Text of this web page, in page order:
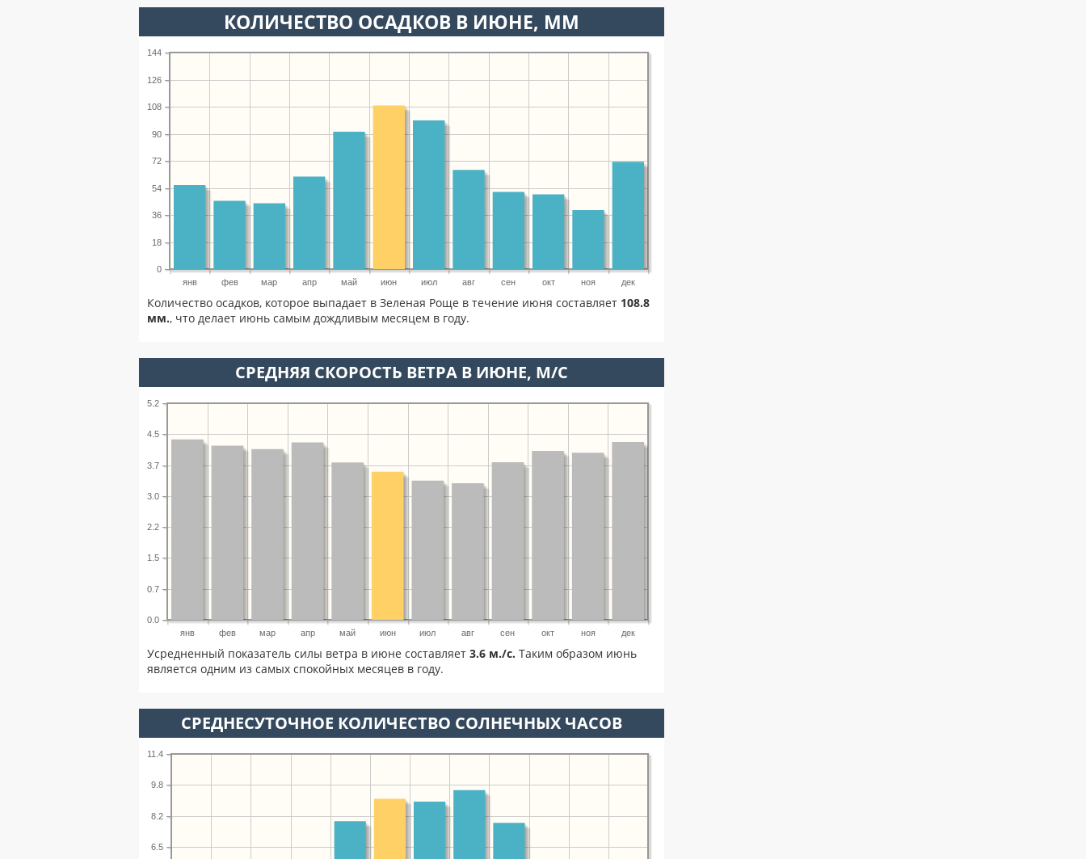
КОЛИЧЕСТВО ОСАДКОВ В ИЮНЕ, ММ
янв фев мар апр май июн июл авг сен окт ноя дек
0
18
36
54
72
90
108
126
144
Количество осадков, которое выпадает в Зеленая Роще в течение июня составляет 108.8
мм., что делает июнь самым дождливым месяцем в году.
СРЕДНЯЯ СКОРОСТЬ ВЕТРА В ИЮНЕ, М/С
янв фев мар апр май июн июл авг сен окт ноя дек
0.0
0.7
1.5
2.2
3.0
3.7
4.5
5.2
Усредненный показатель силы ветра в июне составляет 3.6 м./с. Таким образом июнь
является одним из самых спокойных месяцев в году.
СРЕДНЕСУТОЧНОЕ КОЛИЧЕСТВО СОЛНЕЧНЫХ ЧАСОВ
6.5
8.2
9.8
11.4